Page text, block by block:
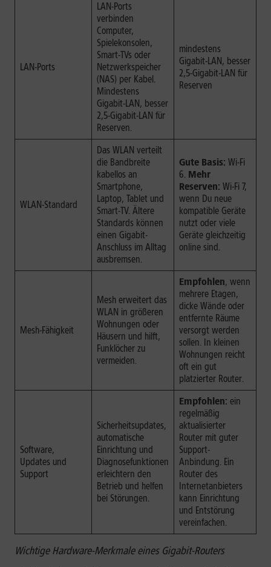
LAN-Ports
LAN-Ports
verbinden
Computer,
Spielekonsolen,
Smart-TVs oder
Netzwerkspeicher
(NAS) per Kabel.
Mindestens
Gigabit-LAN, besser
2,5-Gigabit-LAN für
Reserven.
mindestens
Gigabit-LAN, besser
2,5-Gigabit-LAN für
Reserven
WLAN-Standard
Das WLAN verteilt
die Bandbreite
kabellos an
Smartphone,
Laptop, Tablet und
Smart-TV. Ältere
Standards können
einen Gigabit-
Anschluss im Alltag
ausbremsen.
Gute Basis: Wi-Fi
6. Mehr
Reserven: Wi-Fi 7,
wenn Du neue
kompatible Geräte
nutzt oder viele
Geräte gleichzeitig
online sind.
Mesh-Fähigkeit
Mesh erweitert das
WLAN in größeren
Wohnungen oder
Häusern und hilft,
Funklöcher zu
vermeiden.
Empfohlen, wenn
mehrere Etagen,
dicke Wände oder
entfernte Räume
versorgt werden
sollen. In kleinen
Wohnungen reicht
oft ein gut
platzierter Router.
Software,
Updates und
Support
Sicherheitsupdates,
automatische
Einrichtung und
Diagnosefunktionen
erleichtern den
Betrieb und helfen
bei Störungen.
Empfohlen: ein
regelmäßig
aktualisierter
Router mit guter
Support-
Anbindung. Ein
Router des
Internetanbieters
kann Einrichtung
und Entstörung
vereinfachen.
Wichtige Hardware-Merkmale eines Gigabit-Routers